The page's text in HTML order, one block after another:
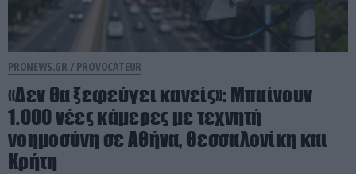
PRONEWS.GR / PROVOCATEUR
«Δεν θα ξεφεύγει κανείς»: Μπαίνουν
1.000 νέες κάμερες με τεχνητή
νοημοσύνη σε Αθήνα, Θεσσαλονίκη και
Κρήτη